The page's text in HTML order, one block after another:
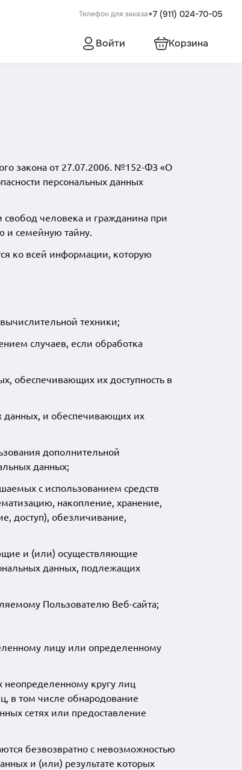
Телефон для заказа+7 (911) 024-70-05
Войти Корзина
закона от 27.07.2006. №152-ФЗ «О
персональных данных
человека и гражданина при
и семейную тайну.
ко всей информации, которую
техники;
случаев, если обработка
обеспечивающих их доступность в
данных, и обеспечивающих их
дополнительной
данных;
с использованием средств
накопление, хранение,
доступ), обезличивание,
и (или) осуществляющие
данных, подлежащих
Пользователю Веб-сайта;
лицу или определенному
неопределенному кругу лиц
в том числе обнародование
сетях или предоставление
безвозвратно с невозможностью
и (или) результате которых